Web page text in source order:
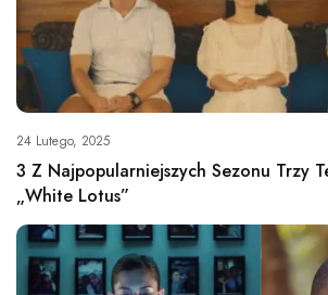
24 Lutego, 2025
3 Z Najpopularniejszych Sezonu Trzy
„White Lotus”